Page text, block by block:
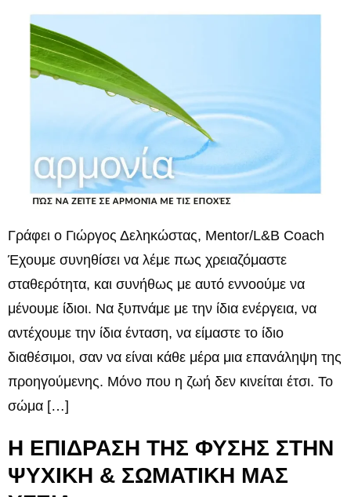
Γράφει ο Γιώργος Δεληκώστας, Mentor/L&B Coach
Έχουμε συνηθίσει να λέμε πως χρειαζόμαστε
σταθερότητα, και συνήθως με αυτό εννοούμε να
μένουμε ίδιοι. Να ξυπνάμε με την ίδια ενέργεια, να
αντέχουμε την ίδια ένταση, να είμαστε το ίδιο
διαθέσιμοι, σαν να είναι κάθε μέρα μια επανάληψη της
προηγούμενης. Μόνο που η ζωή δεν κινείται έτσι. Το
σώμα […]
Η ΕΠΙΔΡΑΣΗ ΤΗΣ ΦΥΣΗΣ ΣΤΗΝ
ΨΥΧΙΚΗ & ΣΩΜΑΤΙΚΗ ΜΑΣ